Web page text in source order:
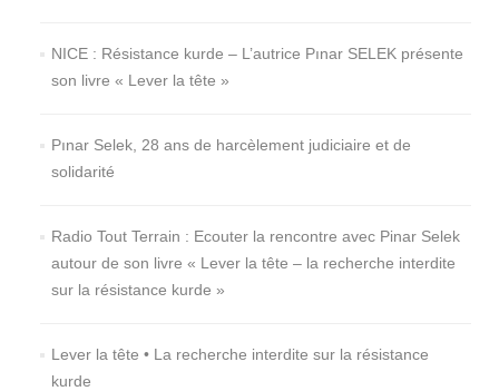
NICE : Résistance kurde – L’autrice Pınar SELEK présente
son livre « Lever la tête »
Pınar Selek, 28 ans de harcèlement judiciaire et de
solidarité
Radio Tout Terrain : Ecouter la rencontre avec Pinar Selek
autour de son livre « Lever la tête – la recherche interdite
sur la résistance kurde »
Lever la tête • La recherche interdite sur la résistance
kurde